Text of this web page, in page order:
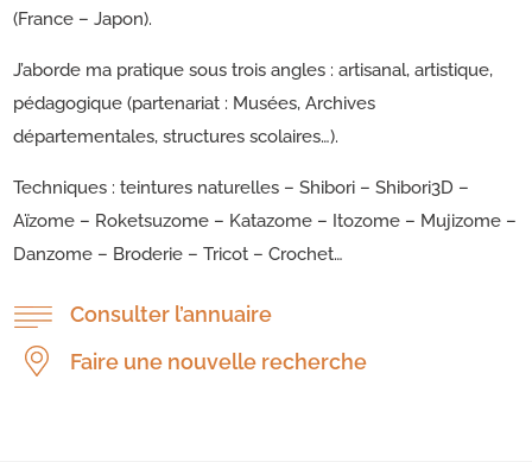
(France – Japon).
J’aborde ma pratique sous trois angles : artisanal, artistique,
pédagogique (partenariat : Musées, Archives
départementales, structures scolaires…).
Techniques : teintures naturelles – Shibori – Shibori3D –
Aïzome – Roketsuzome – Katazome – Itozome – Mujizome –
Danzome – Broderie – Tricot – Crochet…
Consulter l’annuaire
Faire une nouvelle recherche